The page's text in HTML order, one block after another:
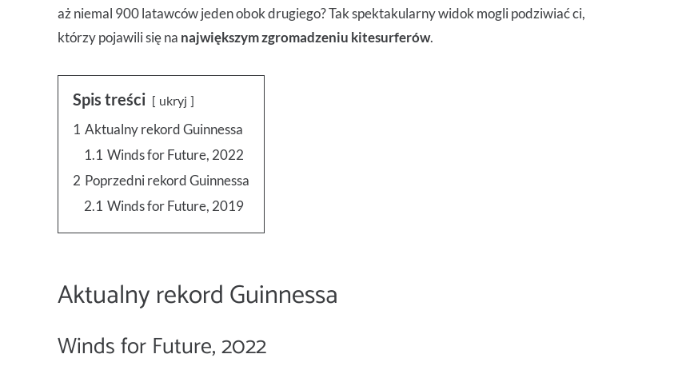
aż niemal 900 latawców jeden obok drugiego? Tak spektakularny widok mogli podziwiać ci,
którzy pojawili się na największym zgromadzeniu kitesurferów.
Spis treści ukryj
1 Aktualny rekord Guinnessa
1.1 Winds for Future, 2022
2 Poprzedni rekord Guinnessa
2.1 Winds for Future, 2019
Aktualny rekord Guinnessa
Winds for Future, 2022